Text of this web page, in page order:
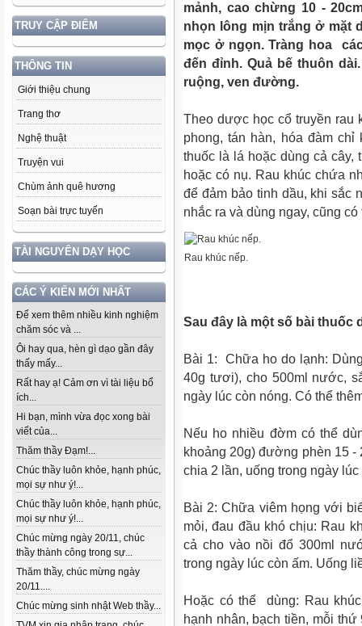
TRUY CẬP ĐIỂM
THÔNG TIN
Giới thiệu chung
Trang thơ
Nghệ thuật
Truyện vui
Chùm ảnh quê hương
Soạn bài trực tuyến
TÀI NGUYÊN DẠY HỌC
CÁC Ý KIẾN MỚI NHẤT
Để xem thêm nhiều kinh nghiệm
chăm sóc và ...
Ôi hay qua, hèn gì dạo gần đây
thấy mấy...
Rất hay ạ! Cảm ơn vì tài liệu bổ
ích...
Hi bạn, mình vừa đọc xong bài
viết của...
Thăm thầy Đạm!...
Chúc thầy luôn khỏe, hạnh phúc,
mọi sự như ý!...
Chúc thầy luôn khỏe, hạnh phúc,
mọi sự như ý!...
Chúc mừng ngày 20/11, chúc
thầy thành công trong sự...
Thăm thầy, chúc mừng ngày
20/11....
Chúc mừng sinh nhật Web thầy...
mảnh, cao chừng 10 -
nhọn lông mịn trắng ở mặt
mọc ở ngọn. Tràng hoa
đến đỉnh. Quả bế thuôn
ruộng, ven đường.
Theo dược học cổ truyền rau
phong, tán hàn, hóa đàm
thuốc là lá hoặc dùng cả cây,
hoặc có nụ. Rau khúc chứa
để đảm bảo tinh dầu, khi sắc
nhắc ra và dùng ngay, cũng
Rau khúc nếp.
Sau đây là một số bài thuốc
Bài 1: Chữa ho do lạnh:
40g tươi), cho 500ml nước,
ngày lúc còn nóng. Có thể
Nếu ho nhiều đờm có thể
khoảng 20g) đường phèn 15
chia 2 lần, uống trong ngày
Bài 2: Chữa viêm họng với
mỏi, đau đầu khó chịu: Rau
cả cho vào nồi đổ 300ml
trong ngày lúc còn ấm. Uống
Hoặc có thể dùng: Rau
hạnh nhân, bạch tiền, mỗi